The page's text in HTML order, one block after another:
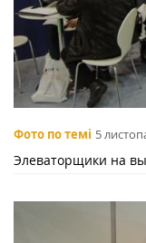
Фото по темі 5
Элеваторщики на